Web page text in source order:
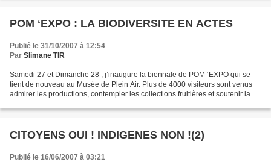
POM ‘EXPO : LA BIODIVERSITE EN ACTES
Publié le 31/10/2007 à 12:54
Par Slimane TIR
Samedi 27 et Dimanche 28 , j’inaugure la biennale de POM ‘EXPO qui se
tient de nouveau au Musée de Plein Air. Plus de 4000 visiteurs sont venus
admirer les productions, contempler les collections fruitières et soutenir la
CITOYENS OUI ! INDIGENES NON !(2)
Publié le 16/06/2007 à 03:21